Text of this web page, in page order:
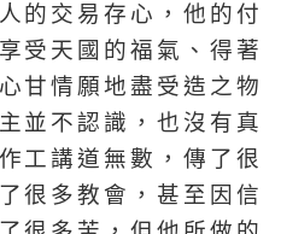
的交易存心，他的付
受天國的福氣、得著
甘情願地盡受造之物
並不認識，也沒有真
工講道無數，傳了很
很多教會，甚至因信